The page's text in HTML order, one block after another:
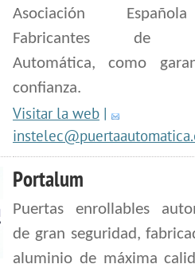
Asociación
Fabricantes de
Automática, como
confianza.
Visitar la web |
Portalum
Puertas enrollables
de gran seguridad,
aluminio de máxima